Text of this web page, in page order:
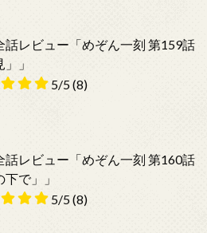
話レビュー「めぞん一刻 第159話
」」
5/5(8)
話レビュー「めぞん一刻 第160話
下で」」
5/5(8)